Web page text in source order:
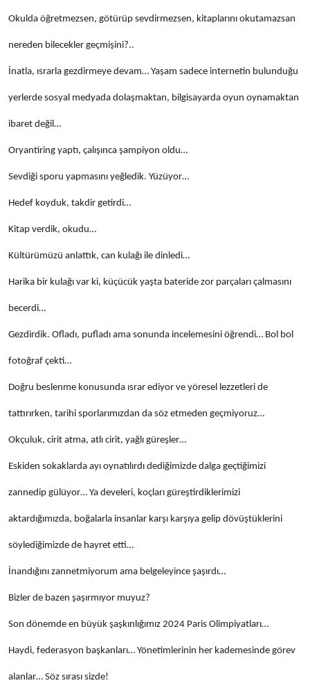
Okulda öğretmezsen, götürüp sevdirmezsen, kitaplarını okutamazsan
nereden bilecekler geçmişini?..
İnatla, ısrarla gezdirmeye devam… Yaşam sadece internetin bulunduğu
yerlerde sosyal medyada dolaşmaktan, bilgisayarda oyun oynamaktan
ibaret değil…
Oryantiring yaptı, çalışınca şampiyon oldu…
Sevdiği sporu yapmasını yeğledik. Yüzüyor…
Hedef koyduk, takdir getirdi…
Kitap verdik, okudu…
Kültürümüzü anlattık, can kulağı ile dinledi…
Harika bir kulağı var ki, küçücük yaşta bateride zor parçaları çalmasını
becerdi…
Gezdirdik. Ofladı, pufladı ama sonunda incelemesini öğrendi… Bol bol
fotoğraf çekti…
Doğru beslenme konusunda ısrar ediyor ve yöresel lezzetleri de
tattırırken, tarihi sporlarımızdan da söz etmeden geçmiyoruz…
Okçuluk, cirit atma, atlı cirit, yağlı güreşler…
Eskiden sokaklarda ayı oynatılırdı dediğimizde dalga geçtiğimizi
zannedip gülüyor… Ya develeri, koçları güreştirdiklerimizi
aktardığımızda, boğalarla insanlar karşı karşıya gelip dövüştüklerini
söylediğimizde de hayret etti…
İnandığını zannetmiyorum ama belgeleyince şaşırdı…
Bizler de bazen şaşırmıyor muyuz?
Son dönemde en büyük şaşkınlığımız 2024 Paris Olimpiyatları…
Haydi, federasyon başkanları… Yönetimlerinin her kademesinde görev
alanlar… Söz sırası sizde!